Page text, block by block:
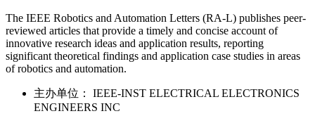
The IEEE Robotics and Automation Letters (RA-L) publishes peer-
reviewed articles that provide a timely and concise account of
innovative research ideas and application results, reporting
significant theoretical findings and application case studies in areas
of robotics and automation.
主办单位：
IEEE-INST ELECTRICAL ELECTRONICS
ENGINEERS INC